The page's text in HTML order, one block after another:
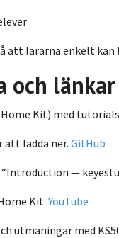
att lärarna enkelt kan
och länkar
Kit) med
att ladda ner. GitHub
—
Kit.YouTube
utmaningar med